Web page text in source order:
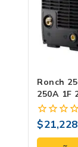
Ronch
250A 1F
Onda Y
0
fuera
$21,228